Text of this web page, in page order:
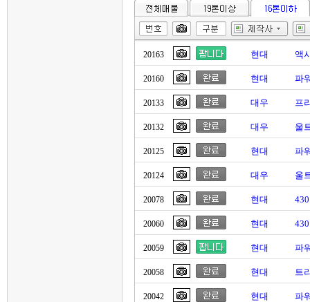
20163 현대 액
20160 현대 파
20133 대우 프
20132 대우 울
20125 현대 파
20124 대우 울
20078 현대
20060 현대
20059 현대 파
20058 현대 트
20042 현대 파